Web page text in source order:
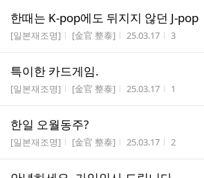
한때는 K-pop에도 뒤지지 않던 J-pop
게시판명
[일본재조명] 작성자
[金官 整泰] 작성시간
25.03.17 조회수
3
특이한 카드게임.
게시판명
[일본재조명] 작성자
[金官 整泰] 작성시간
25.03.17 조회수
1
한일 오월동주?
게시판명
[일본재조명] 작성자
[金官 整泰] 작성시간
25.03.17 조회수
2